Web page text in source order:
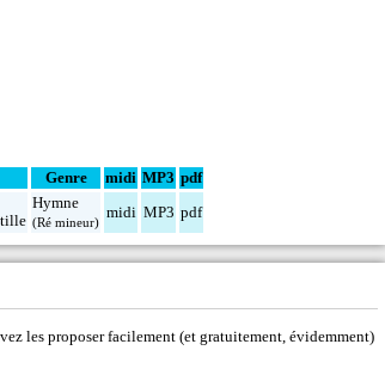
Genre midi MP3 pdf
Hymne
(Ré mineur)
midi MP3 pdf
les proposer facilement (et gratuitement, évidemment)